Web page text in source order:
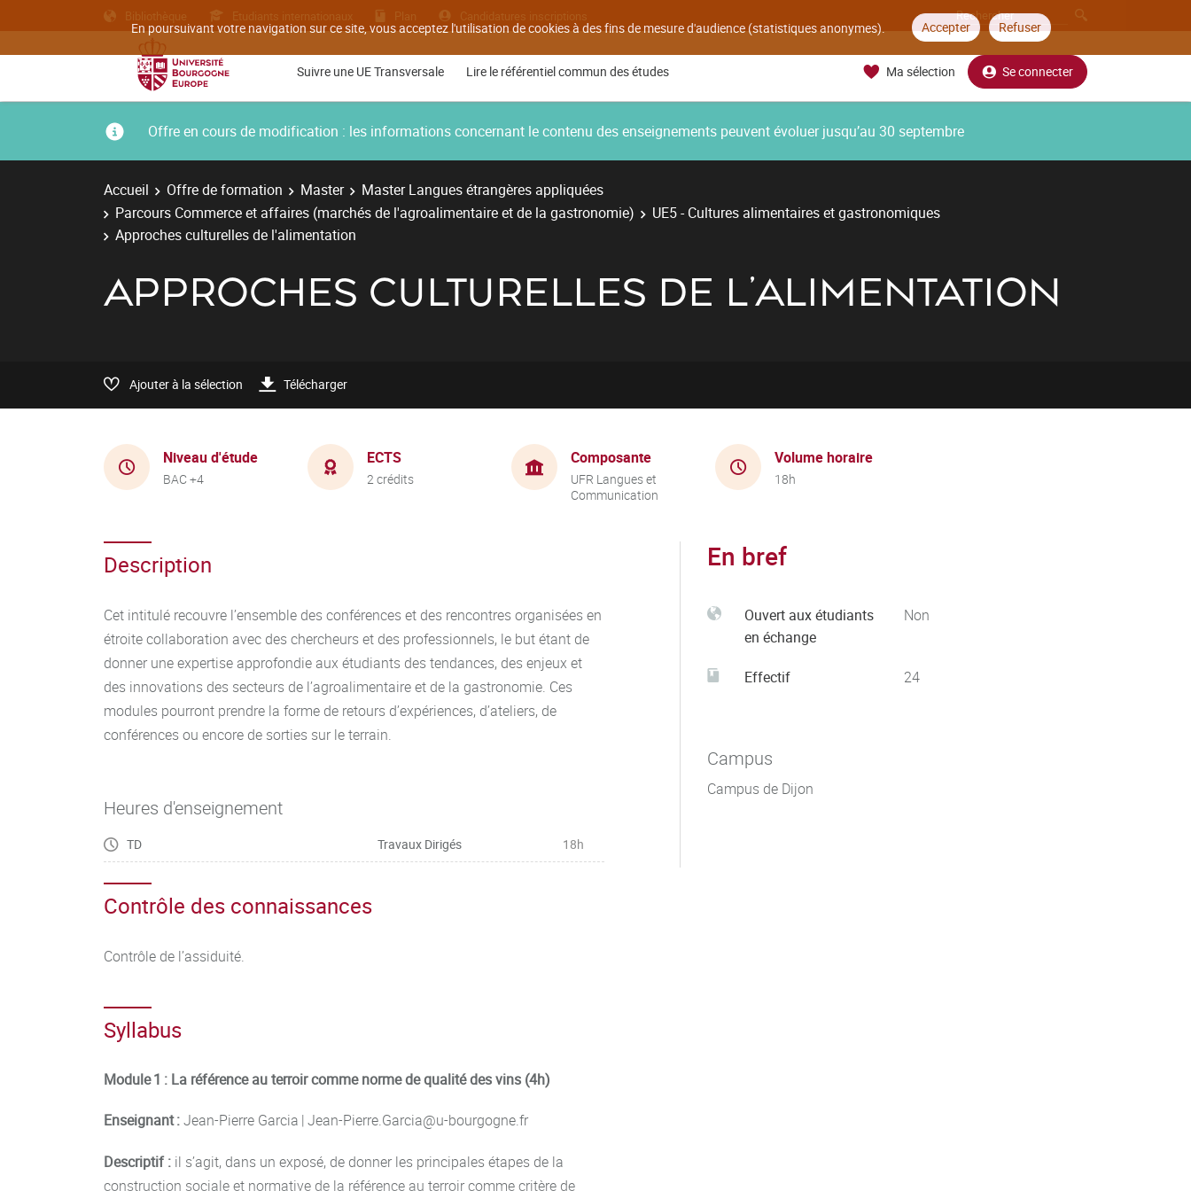
En poursuivant votre navigation sur ce site, vous acceptez l'utilisation de cookies à des fins de mesure d'audience (statistiques anonymes). Accepter Refuser
Bibliothèque Etudiants internationaux Plan Candidatures inscriptions
Suivre une UE Transversale Lire le référentiel commun des études Ma sélection Se connecter
Offre en cours de modification : les informations concernant le contenu des enseignements peuvent évoluer jusqu’au 30 septembre
Accueil Offre de formation Master
Master Langues étrangères appliquées
Parcours Commerce et affaires (marchés de l'agroalimentaire et de la gastronomie)
UE5 - Cultures alimentaires et gastronomiques
Approches culturelles de l'alimentation
APPROCHES CULTURELLES DE L'ALIMENTATION
Ajouter à la sélection Télécharger
Niveau d'étude
BAC +4
ECTS
2 crédits
Composante
UFR Langues et
Communication
Volume horaire
18h
Description
Cet intitulé recouvre l’ensemble des conférences et des rencontres organisées en
étroite collaboration avec des chercheurs et des professionnels, le but étant de
donner une expertise approfondie aux étudiants des tendances, des enjeux et
des innovations des secteurs de l’agroalimentaire et de la gastronomie. Ces
modules pourront prendre la forme de retours d’expériences, d’ateliers, de
conférences ou encore de sorties sur le terrain.
Heures d'enseignement
TD Travaux Dirigés 18h
Contrôle des connaissances
Contrôle de l’assiduité.
Syllabus
Module 1 : La référence au terroir comme norme de qualité des vins (4h)
Enseignant :Jean-Pierre Garcia | Jean-Pierre.Garcia@u-bourgogne.fr
Descriptif : il s’agit, dans un exposé, de donner les principales étapes de la
construction sociale et normative de la référence au terroir comme critère de
En bref
Ouvert aux étudiants
en échange
Non
Effectif 24
Campus
Campus de Dijon